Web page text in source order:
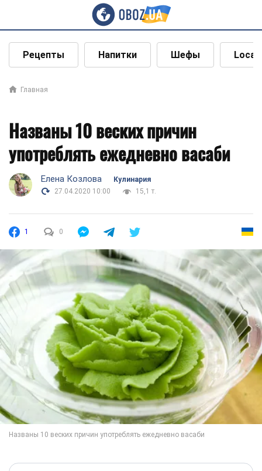
Рецепты Напитки Шефы Local
Главная
Названы 10 веских причин
употреблять ежедневно васаби
Елена Козлова
Кулинария
27.04.2020 10:00
15,1 т.
1 0